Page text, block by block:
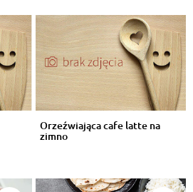
Orzeźwiająca cafe latte na
zimno